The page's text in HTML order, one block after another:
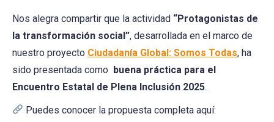
Nos alegra compartir que la actividad “Protagonistas de
la transformación social”, desarrollada en el marco de
nuestro proyecto Ciudadanía Global: Somos Todas, ha
sido presentada como buena práctica para el
Encuentro Estatal de Plena Inclusión 2025.
Puedes conocer la propuesta completa aquí: